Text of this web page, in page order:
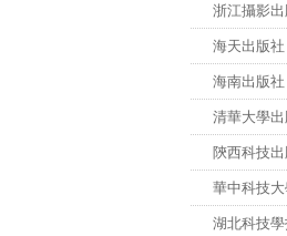
浙江攝影出
海天出版社
海南出版社
清華大學出
陝西科技
華中科技
湖北科技